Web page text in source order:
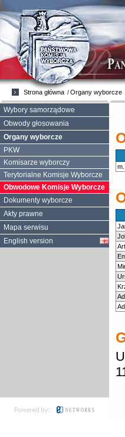
Strona główna Organy wyborcze
Wybory samorządowe
Obwody głosowania
Organy wyborcze
PKW
Komisarze wyborczy
Terytorialne Komisje Wyborcze
Obwodowe Komisje Wyborcze
Dokumenty wyborcze
Akty prawne
Mapa serwisu
English version